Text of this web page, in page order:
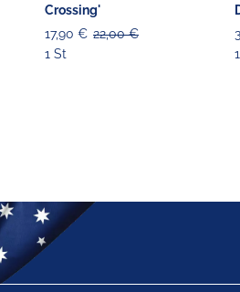
Crossing'
17,90 € 22,00 €
1 St